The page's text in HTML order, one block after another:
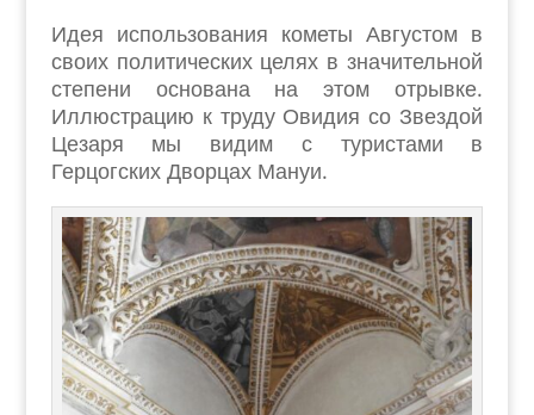
Идея использования кометы Августом в
своих политических целях в значительной
степени основана на этом отрывке.
Иллюстрацию к труду Овидия со Звездой
Цезаря мы видим с туристами в
Герцогских Дворцах Мануи.